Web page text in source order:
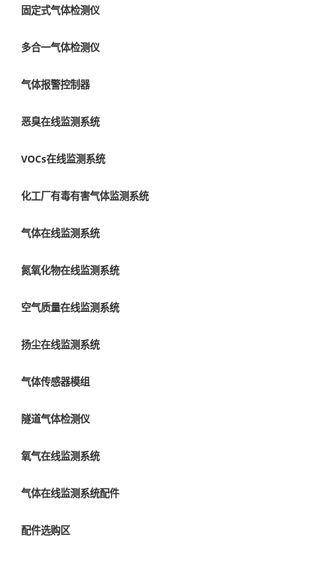
固定式气体检测仪
多合一气体检测仪
气体报警控制器
恶臭在线监测系统
VOCs在线监测系统
化工厂有毒有害气体监测系统
气体在线监测系统
氮氧化物在线监测系统
空气质量在线监测系统
扬尘在线监测系统
气体传感器模组
隧道气体检测仪
氧气在线监测系统
气体在线监测系统配件
配件选购区